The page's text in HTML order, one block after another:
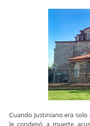
Cuando Justiniano era
le condenó a muerte